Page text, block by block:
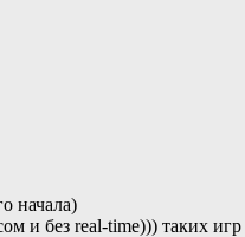
начала)
и без real-time))) таких игр